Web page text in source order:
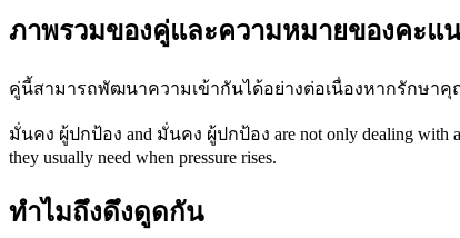
ภาพรวมของคู่และความหมายของคะแ
คู่นี้สามารถพัฒนาความเข้ากันได้อย่างต่อเนื่องหากรักษา
มั่นคง ผู้ปกป้อง and มั่นคง ผู้ปกป้อง are not only dealing with
they usually need when pressure rises.
ทำไมถึงดึงดูดกัน